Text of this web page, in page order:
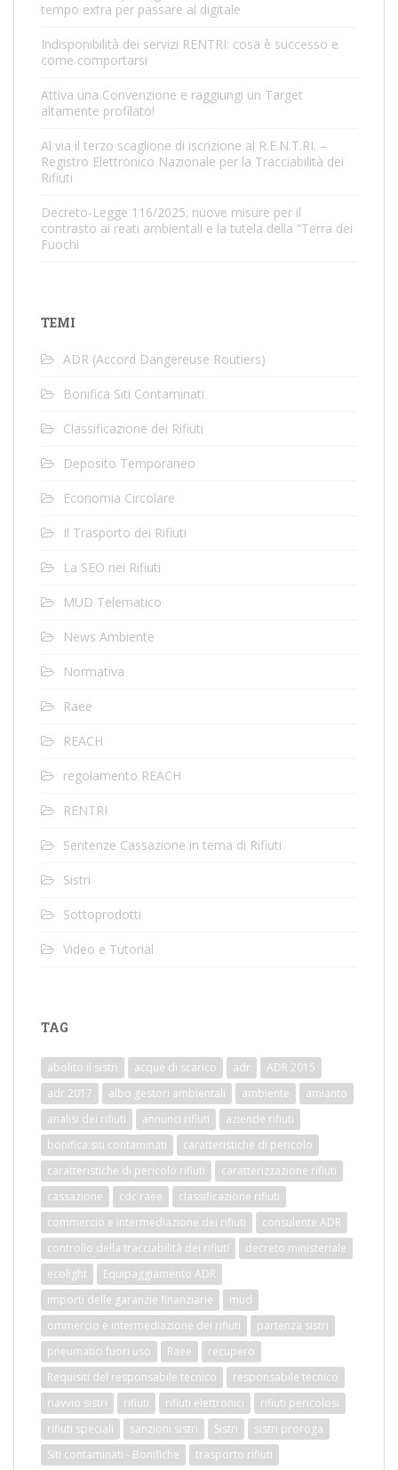
tempo extra per passare al digitale
Indisponibilità dei servizi RENTRI: cosa è successo e
come comportarsi
Attiva una Convenzione e raggiungi un Target
altamente profilato!
Al via il terzo scaglione di iscrizione al R.E.N.T.RI. –
Registro Elettronico Nazionale per la Tracciabilità dei
Rifiuti
Decreto-Legge 116/2025: nuove misure per il
contrasto ai reati ambientali e la tutela della “Terra dei
Fuochi
TEMI
ADR (Accord Dangereuse Routiers)
Bonifica Siti Contaminati
Classificazione dei Rifiuti
Deposito Temporaneo
Economia Circolare
Il Trasporto dei Rifiuti
La SEO nei Rifiuti
MUD Telematico
News Ambiente
Normativa
Raee
REACH
regolamento REACH
RENTRI
Sentenze Cassazione in tema di Rifiuti
Sistri
Sottoprodotti
Video e Tutorial
TAG
abolito il sistri acque di scarico adr
ADR 2015
adr 2017
albo gestori ambientali ambiente
amianto
analisi dei rifiuti
annunci rifiuti
aziende rifiuti
bonifica siti contaminati
caratteristiche di pericolo
caratteristiche di pericolo rifiuti
caratterizzazione rifiuti
cassazione
cdc raee
classificazione rifiuti
commercio e intermediazione dei rifiuti
consulente ADR
controllo della tracciabilità dei rifiuti
decreto ministeriale
ecolight
Equipaggiamento ADR
importi delle garanzie finanziarie
mud
ommercio e intermediazione dei rifiuti
partenza sistri
pneumatici fuori uso
Raee
recupero
Requisiti del responsabile tecnico
responsabile tecnico
riavvio sistri
rifiuti rifiuti elettronici
rifiuti pericolosi
rifiuti speciali
sanzioni sistri Sistri
sistri proroga
Siti contaminati - Bonifiche
trasporto rifiuti